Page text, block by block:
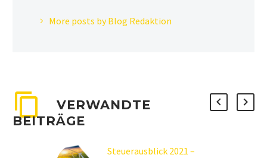
More posts by Blog Redaktion
VERWANDTE
BEITRÄGE
Steuerausblick 2021 –